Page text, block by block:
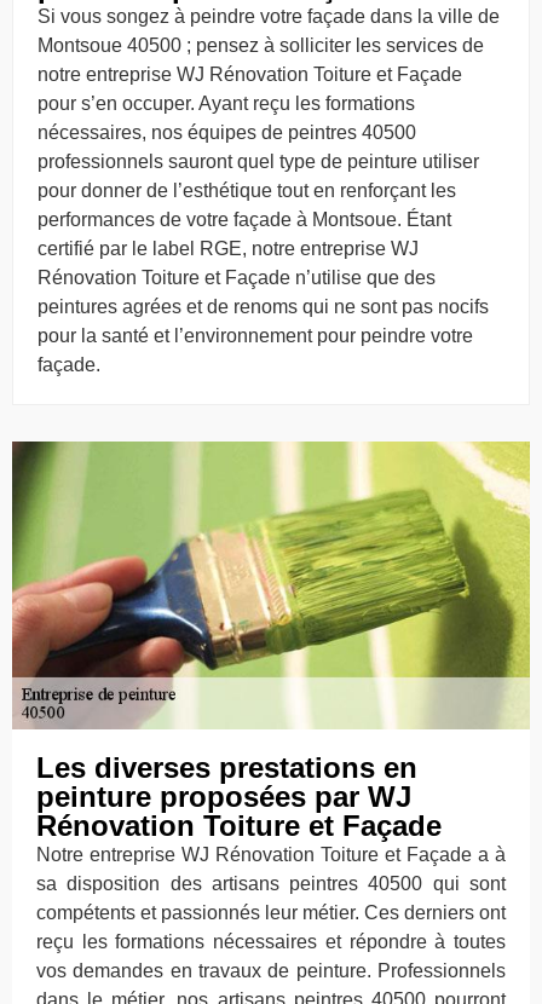
Si vous songez à peindre votre façade dans la ville de
Montsoue 40500 ; pensez à solliciter les services de
notre entreprise WJ Rénovation Toiture et Façade
pour s’en occuper. Ayant reçu les formations
nécessaires, nos équipes de peintres 40500
professionnels sauront quel type de peinture utiliser
pour donner de l’esthétique tout en renforçant les
performances de votre façade à Montsoue. Étant
certifié par le label RGE, notre entreprise WJ
Rénovation Toiture et Façade n’utilise que des
peintures agrées et de renoms qui ne sont pas nocifs
pour la santé et l’environnement pour peindre votre
façade.
Les diverses prestations en
peinture proposées par WJ
Rénovation Toiture et Façade
Notre entreprise WJ Rénovation Toiture et Façade a à
sa disposition des artisans peintres 40500 qui sont
compétents et passionnés leur métier. Ces derniers ont
reçu les formations nécessaires et répondre à toutes
vos demandes en travaux de peinture. Professionnels
dans le métier, nos artisans peintres 40500 pourront